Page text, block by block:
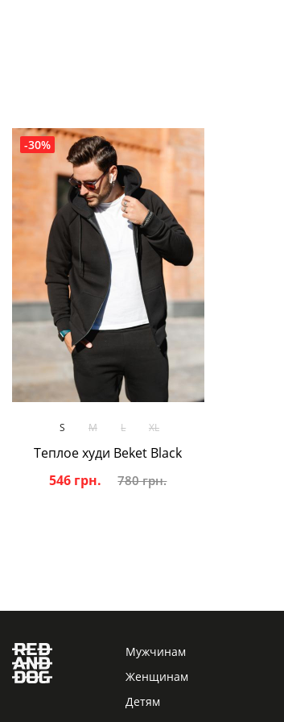
-30%
S M L XL
Теплое худи Beket Black
546 грн.
780 грн.
Мужчинам
Женщинам
Детям